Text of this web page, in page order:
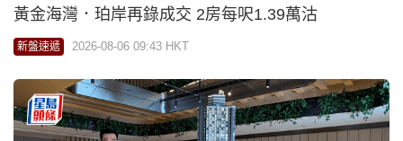
黃金海灣．珀岸再錄成交 2房每呎1.39萬沽
新盤速遞 2026-08-06 09:43 HKT